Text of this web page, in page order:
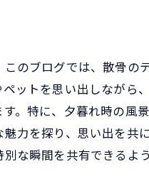
のブログでは、散骨の
ットを思い出しながら
。特に、夕暮れ時の風
力を探り、思い出を共
な瞬間を共有できるよ